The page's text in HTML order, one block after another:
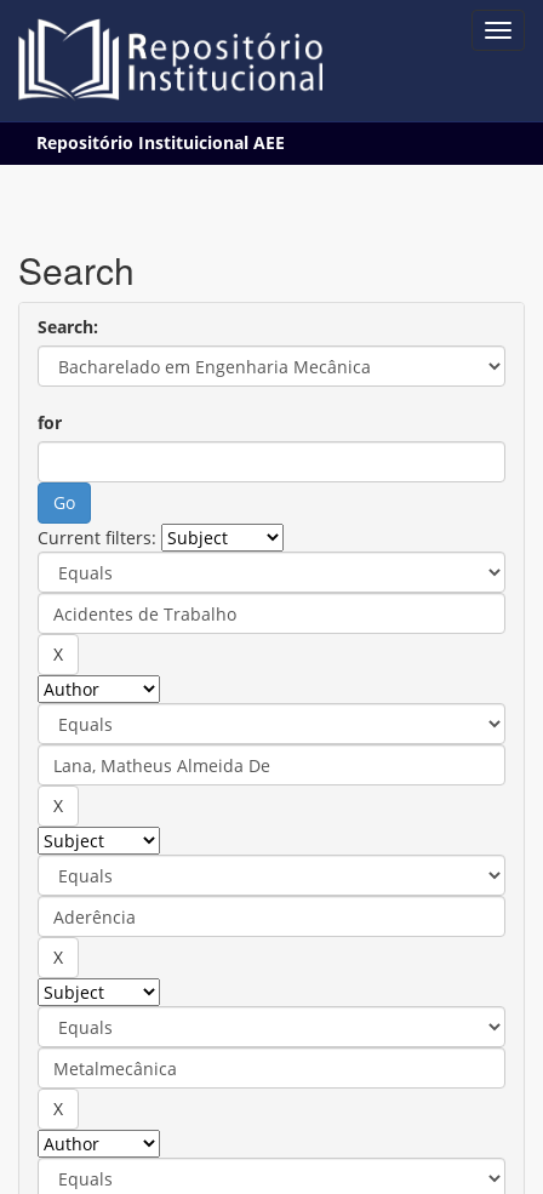
navigation
Repositório Instituicional AEE
Search
Search:
for
Current filters: